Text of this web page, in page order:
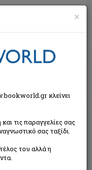
Η τιμή μας:€11,97
δυνατότητα παραγγελίας
×
κλείνει
τις παραγγελίες σας
σας ταξίδι.
του αλλά η